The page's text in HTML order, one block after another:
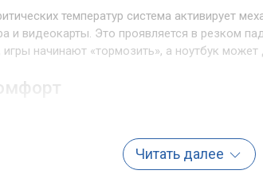
температур система активирует
и видеокарты. Это проявляется в резком
начинают «тормозить», а ноутбук
Это приводит к постоянному,
даже над простыми задачами.
Читать далее